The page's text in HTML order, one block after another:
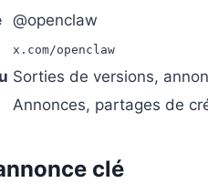
@openclaw
x.com/openclaw
Sorties de versions,
Annonces, partages de
clé